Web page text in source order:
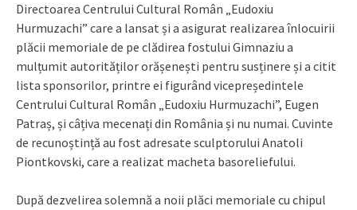
Directoarea Centrului Cultural Român „Eudoxiu
Hurmuzachi” care a lansat și a asigurat realizarea înlocuirii
plăcii memoriale de pe clădirea fostului Gimnaziu a
mulțumit autorităților orășenești pentru susținere și a citit
lista sponsorilor, printre ei figurând vicepreședintele
Centrului Cultural Român „Eudoxiu Hurmuzachi”, Eugen
Patraș, și câțiva mecenați din România și nu numai. Cuvinte
de recunoștință au fost adresate sculptorului Anatoli
Piontkovski, care a realizat macheta basoreliefului.
După dezvelirea solemnă a noii plăci memoriale cu chipul